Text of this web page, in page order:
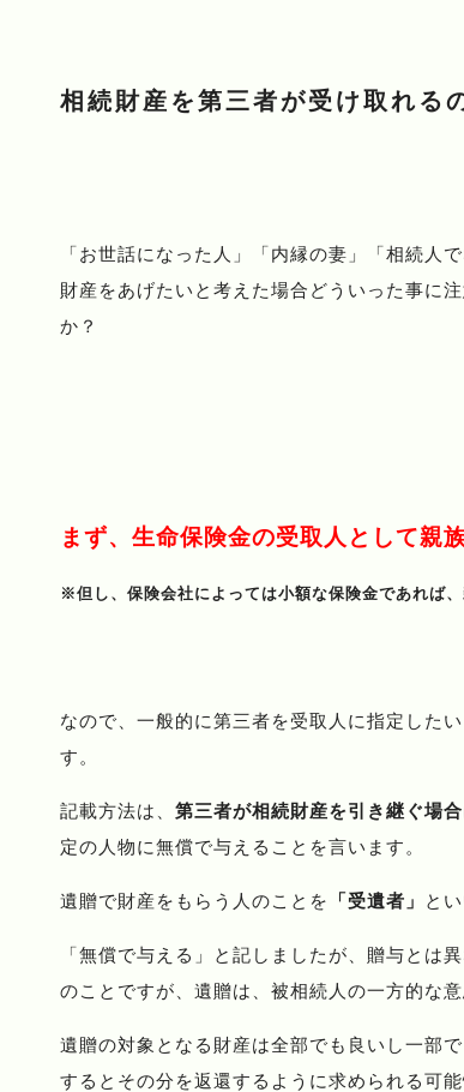
相続財産を第三者が受け取れる
「お世話になった人」「内縁の妻」「相続人
財産をあげたいと考えた場合どういった事に
か？
まず、生命保険金の受取人として親
※但し、保険会社によっては小額な保険金であれば
なので、一般的に第三者を受取人に指定したい
す。
記載方法は、 第三者が相続財産を引き継ぐ場合
定の人物に無償で与えることを言います。
遺贈で財産をもらう人のことを 「受遺者」 と
「無償で与える」と記しましたが、贈与とは
のことですが、遺贈は、被相続人の一方的な
遺贈の対象となる財産は全部でも良いし一部
するとその分を返還するように求められる可能